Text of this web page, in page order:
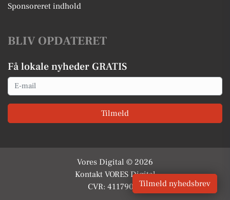
Sponsoreret indhold
BLIV OPDATERET
Få lokale nyheder GRATIS
Email
Tilmeld
Vores Digital © 2026
Kontakt VORES Digital
CVR: 41179082Tilmeld nyhedsbrev